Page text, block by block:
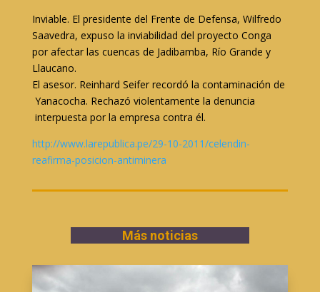
Inviable. El presidente del Frente de Defensa, Wilfredo
Saavedra, expuso la inviabilidad del proyecto Conga
por afectar las cuencas de Jadibamba, Río Grande y
Llaucano.
El asesor. Reinhard Seifer recordó la contaminación de
Yanacocha. Rechazó violentamente la denuncia
interpuesta por la empresa contra él.
http://www.larepublica.pe/29-10-2011/celendin-
reafirma-posicion-antiminera
Más noticias